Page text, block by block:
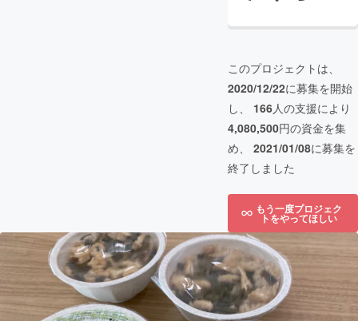
このプロジェクトは、
2020/12/22に募集を開始
し、 166人の支援により
4,080,500円の資金を集
め、 2021/01/08に募集を
終了しました
もう一度プロジェク
トをやってほしい